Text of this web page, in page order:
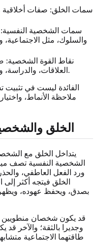
سمات الخلق: صفات أخلاقية
سمات الشخصية النفسية:
والسلوك، مثل الاجتماعية،
نقاط القوة الشخصية:
العلاقات، والدراسة، والعمل، والقيادة، والنمو الشخصي.
الفائدة ليست في
ملاحظة الأنماط،
الخلق
يتداخل الخلق مع
الشخصية النفسية تصف
ورد الفعل العاطفي،
الخلق فيتجه أكثر
بصدق، ويحفظ عهوده، ويظهر
قد يكون شخصان منطويين
وجديرا بالثقة؛ والآخر قد
طاقتهما الاجتماعية